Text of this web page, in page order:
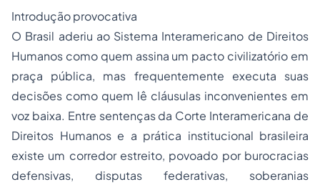
Introdução provocativa
O Brasil aderiu ao Sistema Interamericano de Direitos
Humanos como quem assina um pacto civilizatório em
praça pública, mas frequentemente executa suas
decisões como quem lê cláusulas inconvenientes em
voz baixa. Entre sentenças da Corte Interamericana de
Direitos Humanos e a prática institucional brasileira
existe um corredor estreito, povoado por burocracias
defensivas, disputas federativas, soberanias